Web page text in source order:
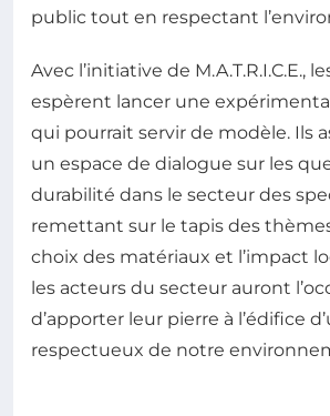
public tout en respectant
Avec l’initiative de M.A.T.R.I.C.E.,
espèrent lancer une
qui pourrait servir de modèle. Ils
un espace de dialogue sur les
durabilité dans le secteur des
remettant sur le tapis des
choix des matériaux et l’impact
les acteurs du secteur auront
d’apporter leur pierre à l’édifice
respectueux de notre